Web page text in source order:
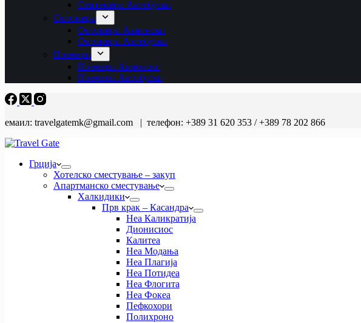
Септември Автобуски
Октомври
Октомври Авионски
Октомври Автобуски
Ноември
Ноември Авионски
Ноември Автобуски
емаил: travelgatemk@gmail.com | телефон: +389 31 620 353 / +389 78 202 866
Грција
Хотелско сместување – закуп
Апартманско сместување
Халкидики
Прв крак – Касандра
Неа Каликратија
Дионисиос
Калитеа
Неа Модања
Неа Плагија
Неа Потидеа
Неа Флогита
Неа Фокеа
Пефкохори
Полихроно